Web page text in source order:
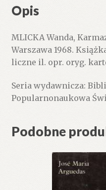
Opis
MLICKA Wanda,
Warszawa 1968.
liczne il. opr. oryg.
Seria wydawnicza:
Popularnonaukowa
Podobne